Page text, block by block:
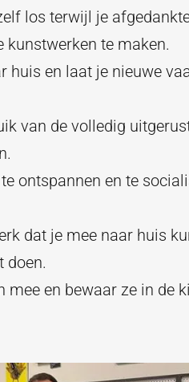
los terwijl je
te maken.
huis en laat je nieuwe
van de volledig
ontspannen en te
dat je mee naar huis
doen.
mee en bewaar ze in de